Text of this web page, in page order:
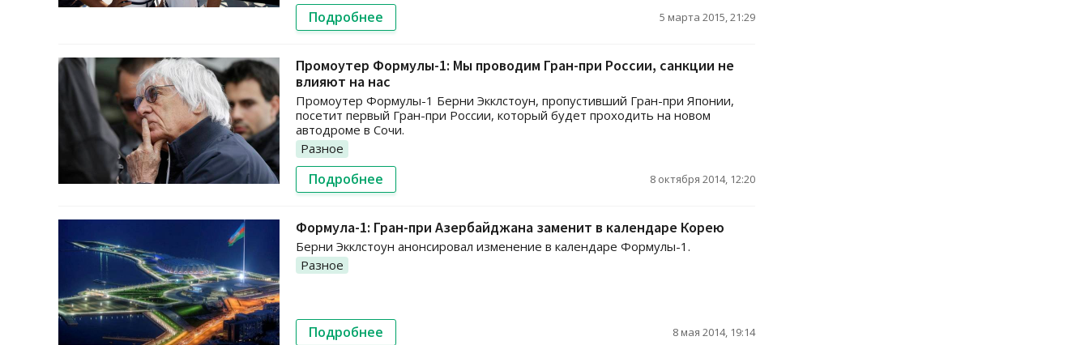
Подробнее 5 марта 2015, 21:29
Промоутер Формулы-1: Мы проводим Гран-при России, санкции не
влияют на нас
Промоутер Формулы-1 Берни Экклстоун, пропустивший Гран-при Японии,
посетит первый Гран-при России, который будет проходить на новом
автодроме в Сочи.
Разное
Подробнее 8 октября 2014, 12:20
Формула-1: Гран-при Азербайджана заменит в календаре Корею
Берни Экклстоун анонсировал изменение в календаре Формулы-1.
Разное
Подробнее 8 мая 2014, 19:14